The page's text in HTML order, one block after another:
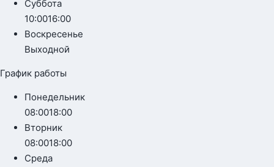
Суббота
10:0016:00
Воскресенье
Выходной
График работы
Понедельник
08:0018:00
Вторник
08:0018:00
Среда